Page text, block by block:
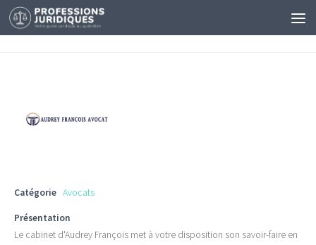
Catégorie Avocats
Présentation
Le cabinet d'Audrey François met à votre disposition son savoir-faire en